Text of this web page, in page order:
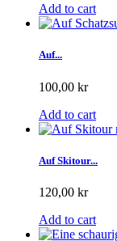
Add to cart
Auf...
100,00 kr
Add to cart
Auf Skitour...
120,00 kr
Add to cart